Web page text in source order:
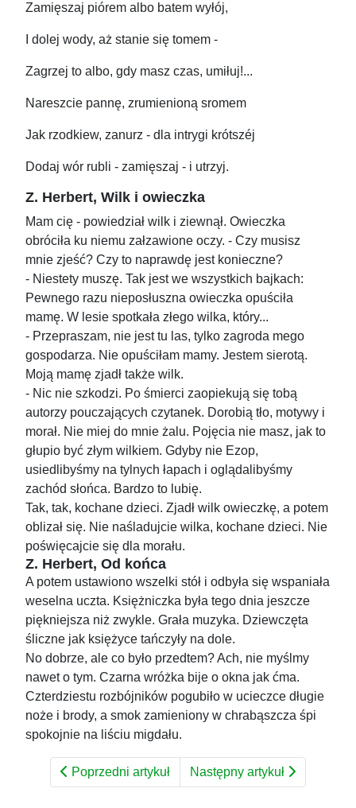
Zamięszaj piórem albo batem wyłój,
I dolej wody, aż stanie się tomem -
Zagrzej to albo, gdy masz czas, umiłuj!...
Nareszcie pannę, zrumienioną sromem
Jak rzodkiew, zanurz - dla intrygi krótszéj
Dodaj wór rubli - zamięszaj - i utrzyj.
Z. Herbert, Wilk i owieczka
Mam cię - powiedział wilk i ziewnął. Owieczka
obróciła ku niemu załzawione oczy. - Czy musisz
mnie zjeść? Czy to naprawdę jest konieczne?
- Niestety muszę. Tak jest we wszystkich bajkach:
Pewnego razu nieposłuszna owieczka opuściła
mamę. W lesie spotkała złego wilka, który...
- Przepraszam, nie jest tu las, tylko zagroda mego
gospodarza. Nie opuściłam mamy. Jestem sierotą.
Moją mamę zjadł także wilk.
- Nic nie szkodzi. Po śmierci zaopiekują się tobą
autorzy pouczających czytanek. Dorobią tło, motywy i
morał. Nie miej do mnie żalu. Pojęcia nie masz, jak to
głupio być złym wilkiem. Gdyby nie Ezop,
usiedlibyśmy na tylnych łapach i oglądalibyśmy
zachód słońca. Bardzo to lubię.
Tak, tak, kochane dzieci. Zjadł wilk owieczkę, a potem
oblizał się. Nie naśladujcie wilka, kochane dzieci. Nie
poświęcajcie się dla morału.
Z. Herbert, Od końca
A potem ustawiono wszelki stół i odbyła się wspaniała
weselna uczta. Księżniczka była tego dnia jeszcze
piękniejsza niż zwykle. Grała muzyka. Dziewczęta
śliczne jak księżyce tańczyły na dole.
No dobrze, ale co było przedtem? Ach, nie myślmy
nawet o tym. Czarna wróżka bije o okna jak ćma.
Czterdziestu rozbójników pogubiło w ucieczce długie
noże i brody, a smok zamieniony w chrabąszcza śpi
spokojnie na liściu migdału.
Poprzedni artykuł Następny artykuł